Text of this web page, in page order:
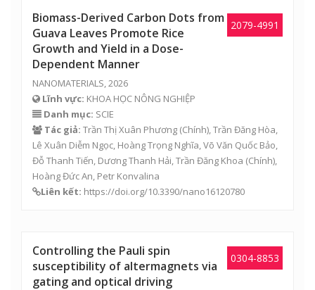
2079-4991
Biomass-Derived Carbon Dots from
Guava Leaves Promote Rice
Growth and Yield in a Dose-
Dependent Manner
NANOMATERIALS, 2026
Lĩnh vực: KHOA HỌC NÔNG NGHIỆP
Danh mục: SCIE
Tác giả: Trần Thị Xuân Phương (Chính), Trần Đăng Hòa
Lê Xuân Diễm Ngọc Hoàng Trọng Nghĩa Võ Văn Quốc Bảo
Đỗ Thanh Tiến Dương Thanh Hải Trần Đăng Khoa (Chính),
Hoàng Đức An, Petr Konvalina
Liên kết: https://doi.org/10.3390/nano16120780
0304-8853
Controlling the Pauli spin
susceptibility of altermagnets via
gating and optical driving